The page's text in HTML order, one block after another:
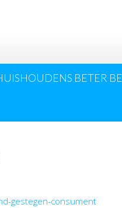
BETER
gestegen-consument